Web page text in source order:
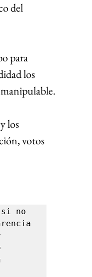
del
para
los
los
votos
si no